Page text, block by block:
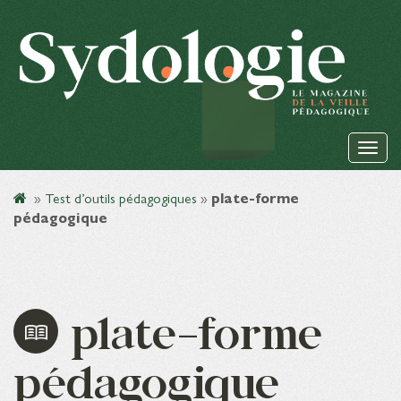
» Test d’outils pédagogiques » plate-forme
pédagogique
plate-forme
pédagogique